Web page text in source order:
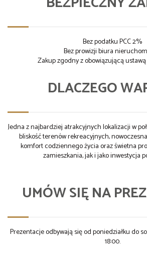
Bez podatku PCC 2%
Bez prowizji biura
Zakup zgodny z obowiązującą
DLACZEGO
Jedna z najbardziej atrakcyjnych lokalizacji w
bliskość terenów rekreacyjnych,
komfort codziennego życia oraz świetna
zamieszkania, jak i jako inwestycja
UMÓW SIĘ NA
Prezentacje odbywają się od poniedziałku do
18:00.